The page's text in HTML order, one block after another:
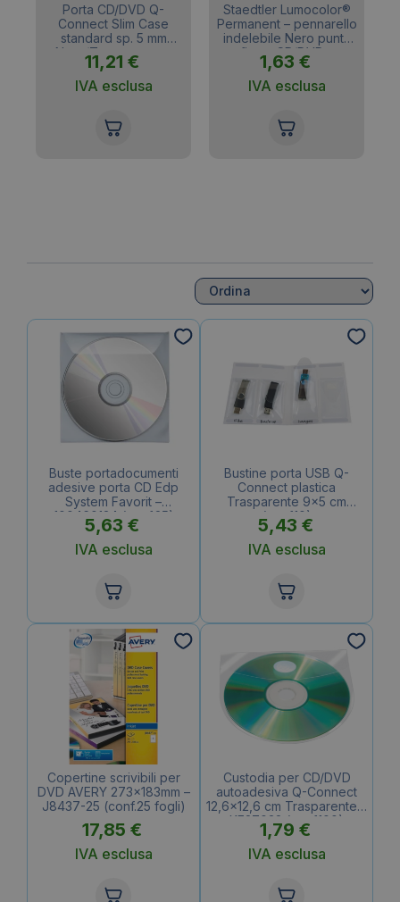
Porta CD/DVD Q-
Connect Slim Case
standard sp. 5 mm
Nero/Trasparente –
KF02210 (conf.25)
11,21 €
IVA esclusa
Staedtler Lumocolor®
Permanent – pennarello
indelebile Nero punta
fine – CD/DVD –
superfine – 0,4 mm
1,63 €
IVA esclusa
Buste portadocumenti
adesive porta CD Edp
System Favorit –
100460134 (conf.25)
5,63 €
IVA esclusa
Bustine porta USB Q-
Connect plastica
Trasparente 9×5 cm
(conf.10)
5,43 €
IVA esclusa
Copertine scrivibili per
DVD AVERY 273x183mm –
J8437-25 (conf.25 fogli)
17,85 €
IVA esclusa
Custodia per CD/DVD
autoadesiva Q-Connect
12,6×12,6 cm Trasparente –
KF27032 (conf.100)
1,79 €
IVA esclusa